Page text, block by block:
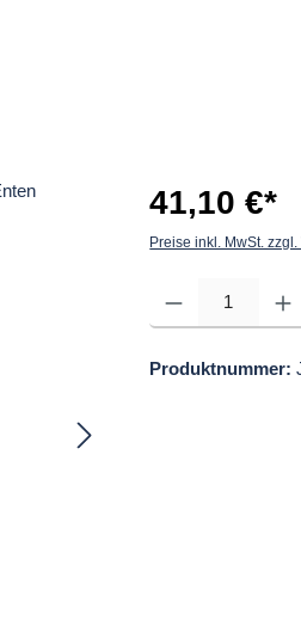
41,10 €*
Preise inkl. MwSt.
Produkt Anzahl: Gib
Produktnummer: